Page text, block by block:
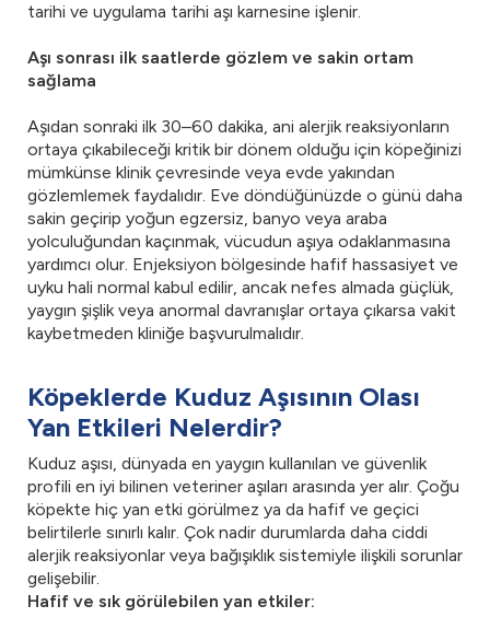
tarihi ve uygulama tarihi aşı karnesine işlenir.
Aşı sonrası ilk saatlerde gözlem ve sakin ortam
sağlama
Aşıdan sonraki ilk 30–60 dakika, ani alerjik reaksiyonların
ortaya çıkabileceği kritik bir dönem olduğu için köpeğinizi
mümkünse klinik çevresinde veya evde yakından
gözlemlemek faydalıdır. Eve döndüğünüzde o günü daha
sakin geçirip yoğun egzersiz, banyo veya araba
yolculuğundan kaçınmak, vücudun aşıya odaklanmasına
yardımcı olur. Enjeksiyon bölgesinde hafif hassasiyet ve
uyku hali normal kabul edilir, ancak nefes almada güçlük,
yaygın şişlik veya anormal davranışlar ortaya çıkarsa vakit
kaybetmeden kliniğe başvurulmalıdır.
Köpeklerde Kuduz Aşısının Olası
Yan Etkileri Nelerdir?
Kuduz aşısı, dünyada en yaygın kullanılan ve güvenlik
profili en iyi bilinen veteriner aşıları arasında yer alır. Çoğu
köpekte hiç yan etki görülmez ya da hafif ve geçici
belirtilerle sınırlı kalır. Çok nadir durumlarda daha ciddi
alerjik reaksiyonlar veya bağışıklık sistemiyle ilişkili sorunlar
gelişebilir.
Hafif ve sık görülebilen yan etkiler: